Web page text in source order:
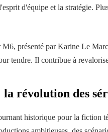
d'équipe et la stratégie.
présenté par Karine Le
tendre. Il contribue à
la révolution des
historique pour la fiction